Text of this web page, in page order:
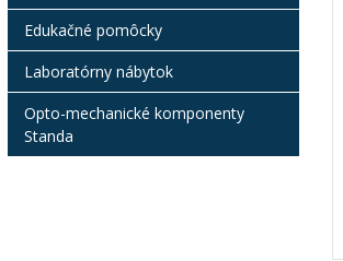
Edukačné pomôcky
Laboratórny nábytok
Opto-mechanické komponenty
Standa